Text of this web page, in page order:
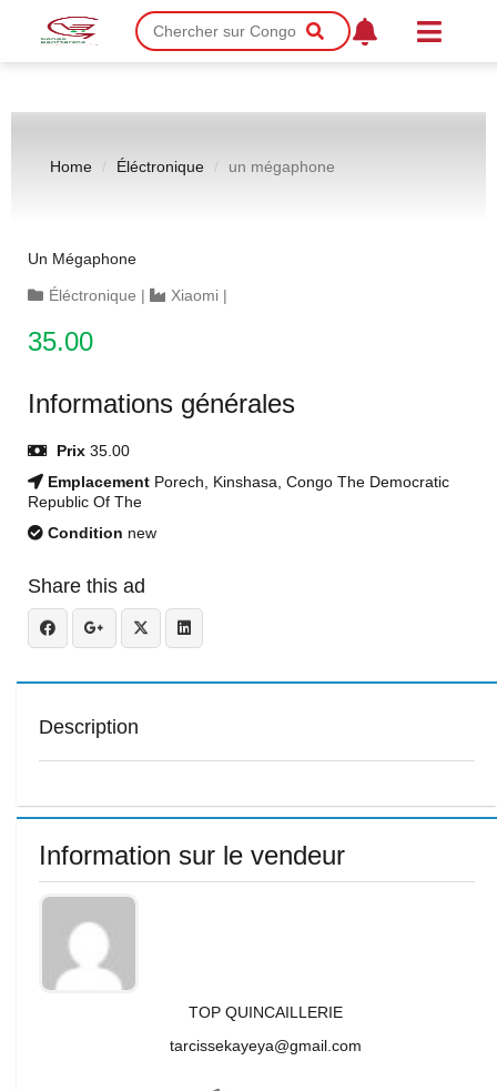
Home Éléctronique un mégaphone
Un Mégaphone
Éléctronique | Xiaomi |
35.00
Informations générales
Prix 35.00
Emplacement Porech, Kinshasa, Congo The Democratic
Republic Of The
Condition new
Share this ad
Description
Information sur le vendeur
TOP QUINCAILLERIE
tarcissekayeya@gmail.com